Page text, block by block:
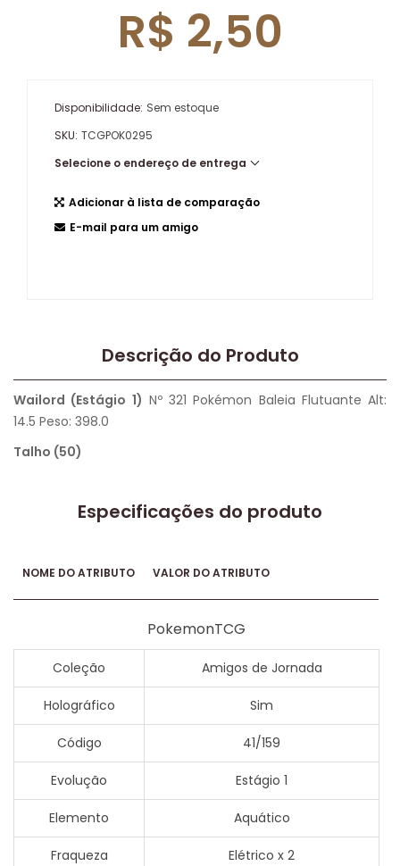
R$ 2,50
Disponibilidade: Sem estoque
SKU: TCGPOK0295
Selecione o endereço de entrega
Adicionar à lista de comparação
E-mail para um amigo
Descrição do Produto
Wailord (Estágio 1) Nº 321 Pokémon Baleia Flutuante Alt:
14.5 Peso: 398.0
Talho (50)
Especificações do produto
NOME DO ATRIBUTO VALOR DO ATRIBUTO
PokemonTCG
Coleção Amigos de Jornada
Holográfico Sim
Código 41/159
Evolução Estágio 1
Elemento Aquático
Fraqueza Elétrico x 2